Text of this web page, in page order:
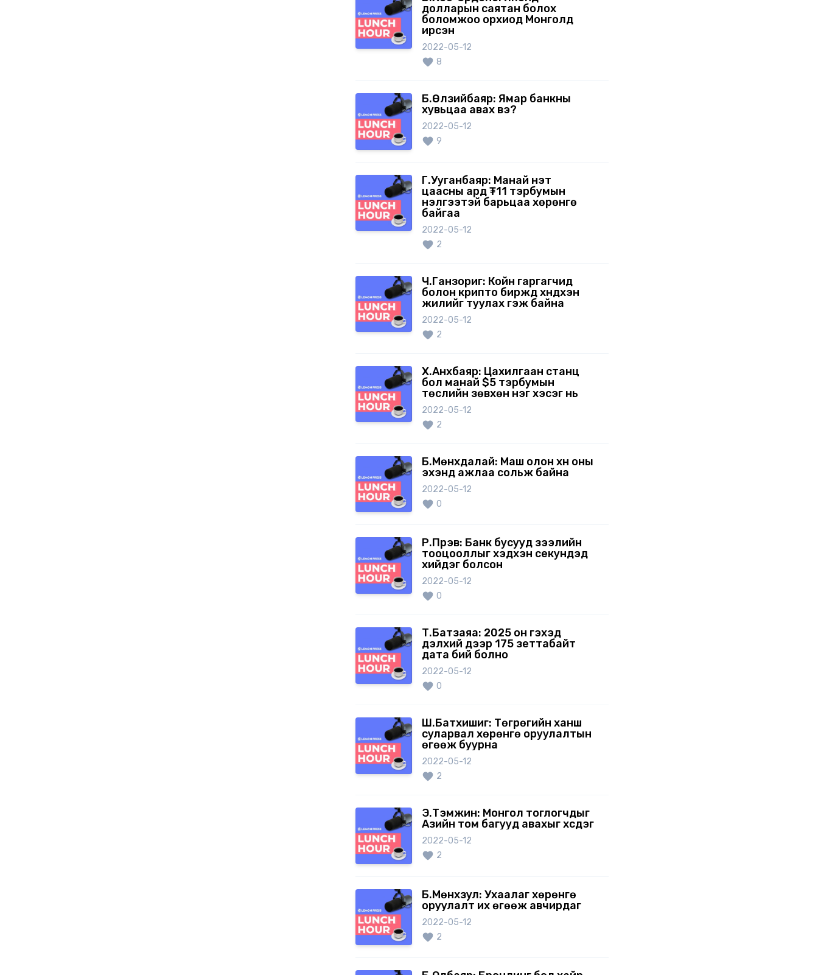
долларын саятан болох
боломжоо орхиод Монголд
ирсэн
2022-05-12
8
Б.Өлзийбаяр: Ямар банкны
хувьцаа авах вэ?
2022-05-12
9
Г.Ууганбаяр: Манай үнэт
цаасны ард ₮11 тэрбумын
үнэлгээтэй барьцаа хөрөнгө
байгаа
2022-05-12
2
Ч.Ганзориг: Койн гаргагчид
болон крипто биржүүд хүндхэн
жилийг туулах гэж байна
2022-05-12
2
Х.Анхбаяр: Цахилгаан станц
бол манай $5 тэрбумын
төслийн зөвхөн нэг хэсэг нь
2022-05-12
2
Б.Мөнхдалай: Маш олон хүн оны
эхэнд ажлаа сольж байна
2022-05-12
0
Р.Пүрэв: Банк бусууд зээлийн
тооцооллыг хэдхэн секундэд
хийдэг болсон
2022-05-12
0
Т.Батзаяа: 2025 он гэхэд
дэлхий дээр 175 зеттабайт
дата бий болно
2022-05-12
0
Ш.Батхишиг: Төгрөгийн ханш
суларвал хөрөнгө оруулалтын
өгөөж буурна
2022-05-12
2
Э.Тэмүүжин: Монгол тоглогчдыг
Азийн том багууд авахыг хүсдэг
2022-05-12
2
Б.Мөнхзул: Ухаалаг хөрөнгө
оруулалт их өгөөж авчирдаг
2022-05-12
2